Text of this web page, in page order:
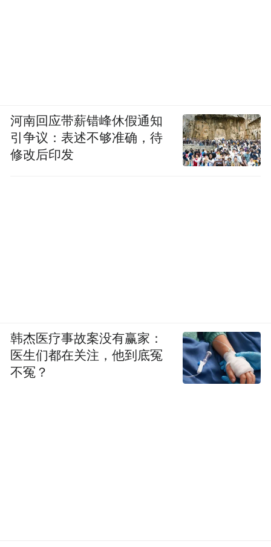
河南回应带薪错峰休假通知
引争议：表述不够准确，待
修改后印发
韩杰医疗事故案没有赢家：
医生们都在关注，他到底冤
不冤？